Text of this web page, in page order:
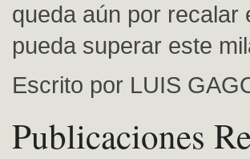
queda aún por recalar
pueda superar este
Escrito por LUIS
Publicaciones